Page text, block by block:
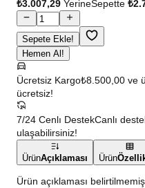
₺3.007,29 YerineSepette
Sepete Ekle!
Hemen Al!
Ücretsiz Kargo₺8.500,00 ve
ücretsiz!
7/24 Cenlı DestekCanlı
ulaşabilirsiniz!
ÜrünAçıklaması Ürün
Ürün açıklaması